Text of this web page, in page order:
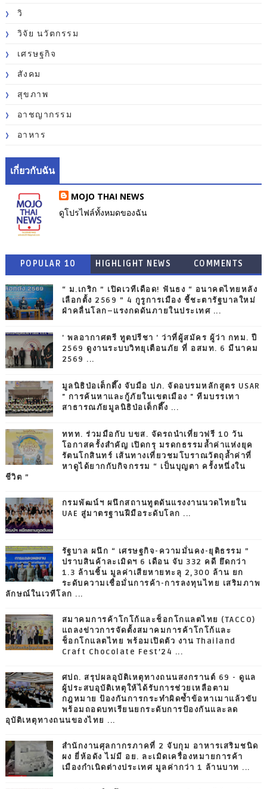
วิ
วิจัย นวัตกรรม
เศรษฐกิจ
สังคม
สุขภาพ
อาชญากรรม
อาหาร
เกี่ยวกับฉัน
MOJO THAI NEWS
ดูโปรไฟล์ทั้งหมดของฉัน
POPULAR 10 HIGHLIGHT NEWS COMMENTS
“ ม.เกริก ” เปิดเวทีเดือด! ฟันธง “ อนาคตไทยหลัง
เลือกตั้ง 2569 ” 4 กูรูการเมือง ชี้ชะตารัฐบาลใหม่
ฝ่าคลื่นโลก–แรงกดดันภายในประเทศ ...
' พลอากาศตรี ทูตปรีชา ' ว่าที่ผู้สมัคร ผู้ว่า กทม. ปี
2569 ดูงานระบบวิทยุเตือนภัย ที่ อสมท. 6 มีนาคม
2569 ...
มูลนิธิป่อเต็กตึ๊ง จับมือ ปภ. จัดอบรมหลักสูตร USAR
" การค้นหาและกู้ภัยในเขตเมือง " ทีมบรรเทา
สาธารณภัยมูลนิธิป่อเต็กตึ๊ง ...
ททท. ร่วมมือกับ บขส. จัดรถนำเที่ยวฟรี 10 วัน
โอกาสครั้งสำคัญ เปิดกรุ มรดกธรรมล้ำค่าแห่งยุค
รัตนโกสินทร์ เส้นทางเที่ยวชมโบราณวัตถุล้ำค่าที่
หาดูได้ยากกับกิจกรรม “ เป็นบุญตา ครั้งหนึ่งใน
ชีวิต ”
กรมพัฒน์ฯ ผนึกสถานทูตดันแรงงานนวดไทยใน
UAE สู่มาตรฐานฝีมือระดับโลก ...
รัฐบาล ผนึก “ เศรษฐกิจ-ความมั่นคง-ยุติธรรม ”
ปราบสินค้าละเมิดฯ 6 เดือน จับ 332 คดี ยึดกว่า
1.3 ล้านชิ้น มูลค่าเสียหายทะลุ 2,300 ล้าน ยก
ระดับความเชื่อมั่นการค้า-การลงทุนไทย เสริมภาพ
ลักษณ์ในเวทีโลก ...
สมาคมการค้าโกโก้และช็อกโกแลตไทย (TACCO)
แถลงข่าวการจัดตั้งสมาคมการค้าโกโก้และ
ช็อกโกแลตไทย พร้อมเปิดตัว งาน Thailand
Craft Chocolate Fest’24 ...
ศปถ. สรุปผลอุบัติเหตุทางถนนสงกรานต์ 69 - ดูแล
ผู้ประสบอุบัติเหตุให้ได้รับการช่วยเหลือตาม
กฎหมาย ป้องกันการกระทำผิดซ้ำข้อหาเมาแล้วขับ
พร้อมถอดบทเรียนยกระดับการป้องกันและลด
อุบัติเหตุทางถนนของไทย ...
สำนักงานศุลกากรภาคที่ 2 จับกุม อาหารเสริมชนิด
ผง ยี่ห้อดัง ไม่มี อย. ละเมิดเครื่องหมายการค้า
เมืองกำเนิดต่างประเทศ มูลค่ากว่า 1 ล้านบาท ...